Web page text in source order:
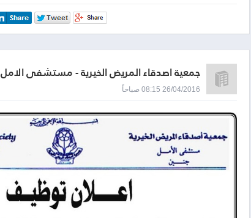
جمعية اصدقاء المريض الخيرية - مستشفى الامل
26/04/2016 08:15 صباحاً